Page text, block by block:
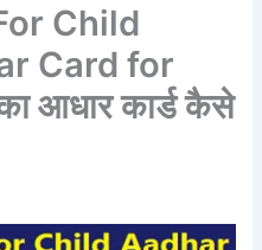
Child
Card for
आधार कार्ड कैसे